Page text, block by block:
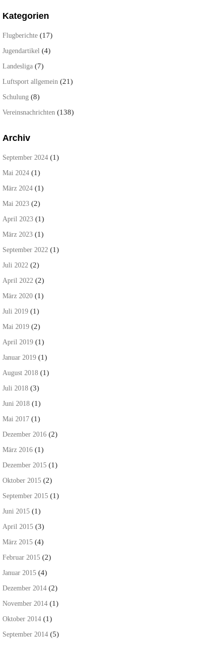
Kategorien
Flugberichte (17)
Jugendartikel (4)
Landesliga (7)
Luftsport allgemein (21)
Schulung (8)
Vereinsnachrichten (138)
Archiv
September 2024 (1)
Mai 2024 (1)
März 2024 (1)
Mai 2023 (2)
April 2023 (1)
März 2023 (1)
September 2022 (1)
Juli 2022 (2)
April 2022 (2)
März 2020 (1)
Juli 2019 (1)
Mai 2019 (2)
April 2019 (1)
Januar 2019 (1)
August 2018 (1)
Juli 2018 (3)
Juni 2018 (1)
Mai 2017 (1)
Dezember 2016 (2)
März 2016 (1)
Dezember 2015 (1)
Oktober 2015 (2)
September 2015 (1)
Juni 2015 (1)
April 2015 (3)
März 2015 (4)
Februar 2015 (2)
Januar 2015 (4)
Dezember 2014 (2)
November 2014 (1)
Oktober 2014 (1)
September 2014 (5)